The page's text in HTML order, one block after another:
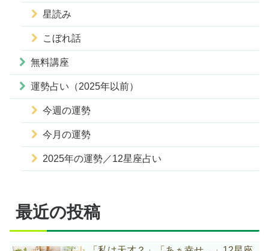
星読み
こぼれ話
無料講座
運勢占い（2025年以前）
今週の運勢
今月の運勢
2025年の運勢／12星座占い
最近の投稿